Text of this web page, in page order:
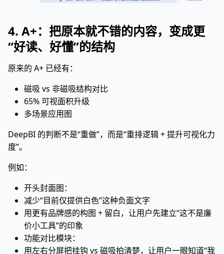
4. A+：把原本就不错的内容，变成更
“好读、好懂”的结构
原来的 A+ 已经有：
磁吸 vs 非磁吸结构对比
65% 可视面积升级
多场景应用图
DeepBI 的判断不是“重做”，而是“重排逻辑 + 提升可视化力
度”。
例如：
开头封面图：
减少“目前仅提供白色”这种负面文字
用更有品牌感的构图 + 留白，让用户先建立“这不是廉
价小工具”的印象
功能对比模块：
用左右分屏把挂钩 vs 磁吸拍清楚，让用户一眼知道“我